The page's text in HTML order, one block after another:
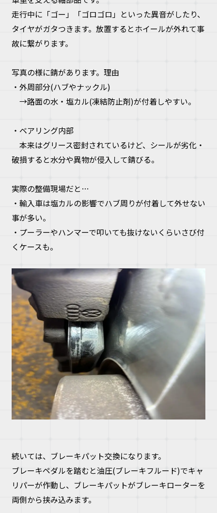
走行中に「ゴー」「ゴロゴロ」といった異音がしたり、
タイヤがガタつきます。放置するとホイールが外れて事
故に繋がります。
写真の様に錆があります。理由
・外周部分(ハブやナックル)
→路面の水・塩カル(凍結防止剤)が付着しやすい。
・ベアリング内部
本来はグリース密封されているけど、シールが劣化・
破損すると水分や異物が侵入して錆びる。
実際の整備現場だと…
・輸入車は塩カルの影響でハブ周りが付着して外せない
事が多い。
・プーラーやハンマーで叩いても抜けないくらいさび付
くケースも。
続いては、ブレーキパット交換になります。
ブレーキペダルを踏むと油圧(ブレーキフルード)でキャ
リパーが作動し、ブレーキパットがブレーキローターを
両側から挟み込みます。